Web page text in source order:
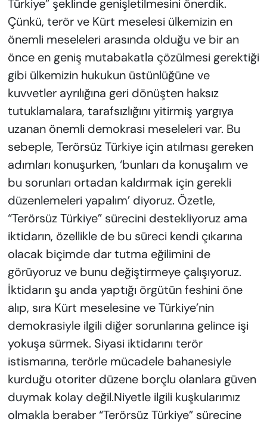
Türkiye” şeklinde genişletilmesini önerdik.
Çünkü, terör ve Kürt meselesi ülkemizin en
önemli meseleleri arasında olduğu ve bir an
önce en geniş mutabakatla çözülmesi gerektiği
gibi ülkemizin hukukun üstünlüğüne ve
kuvvetler ayrılığına geri dönüşten haksız
tutuklamalara, tarafsızlığını yitirmiş yargıya
uzanan önemli demokrasi meseleleri var. Bu
sebeple, Terörsüz Türkiye için atılması gereken
adımları konuşurken, ‘bunları da konuşalım ve
bu sorunları ortadan kaldırmak için gerekli
düzenlemeleri yapalım’ diyoruz. Özetle,
“Terörsüz Türkiye” sürecini destekliyoruz ama
iktidarın, özellikle de bu süreci kendi çıkarına
olacak biçimde dar tutma eğilimini de
görüyoruz ve bunu değiştirmeye çalışıyoruz.
İktidarın şu anda yaptığı örgütün feshini öne
alıp, sıra Kürt meselesine ve Türkiye’nin
demokrasiyle ilgili diğer sorunlarına gelince işi
yokuşa sürmek. Siyasi iktidarını terör
istismarına, terörle mücadele bahanesiyle
kurduğu otoriter düzene borçlu olanlara güven
duymak kolay değil.Niyetle ilgili kuşkularımız
olmakla beraber “Terörsüz Türkiye” sürecine